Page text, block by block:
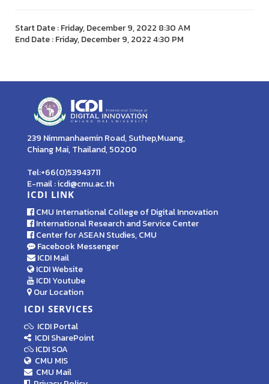
Start Date : Friday, December 9, 2022 8:30 AM
End Date : Friday, December 9, 2022 4:30 PM
239 Nimmanhaemin Road, Suthep,Muang,
Chiang Mai, Thailand, 50200
Tel:+66(0)53943711
E-mail : icdi@cmu.ac.th
ICDI LINK
CMU International College of Digital Innovation
International Research and Service Center
Center for ASEAN Studies, CMU
Facebook Messenger
ICDI Mail
ICDI Website
ICDI Youtube
Our Location
ICDI SERVICES
ICDI Portal
ICDI SharePoint
ICDI SOA
CMU MIS
CMU Mail